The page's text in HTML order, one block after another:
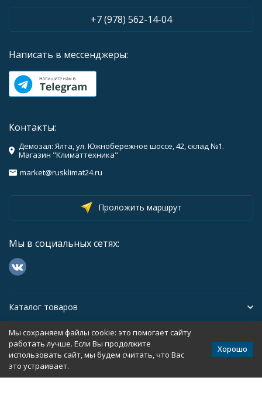
+7 (978) 562-14-04
Написать в мессенджеры:
Контакты:
Демозал: Ялта, ул. Южнобережное шоссе, 42, склад №1.
Магазин "Климаттехника"
market@rusklimat24.ru
Проложить маршрут
Мы в социальных сетях:
Каталог товаров
Помощь
Политика персональных данных
Мы сохраняем файлы cookie: это помогает сайту
работать лучше. Если Вы продолжите
использовать сайт, мы будем считать, что Вас
это устраивает.
Хорошо